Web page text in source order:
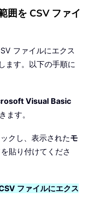
囲を CSV ファイ
ファイルにエクス
ます。以下の手順に
Visual Basic
ます。
クし、表示されたモ
貼り付けてくださ
ファイルにエクス